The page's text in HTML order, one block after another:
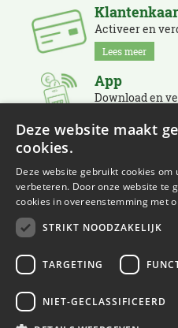
Activeer en
Lees meer
App
Download en
Schrijf je in en
Lees meer
©
Deze website maakt
cookies.
Deze website gebruikt cookies
verbeteren. Door onze website te
cookies in overeenstemming met
STRIKT NOODZAKELIJK
TARGETING
NIET-GECLASSIFICEERD